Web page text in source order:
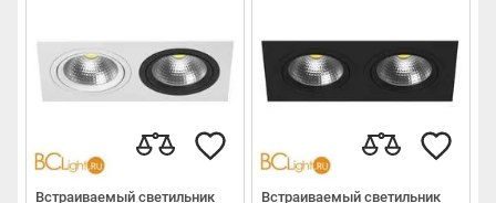
Встраиваемый светильник
Встраиваемый светильник